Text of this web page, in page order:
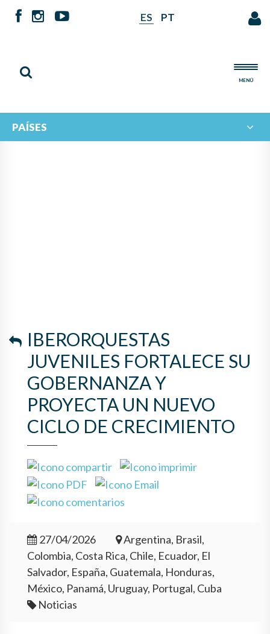
ES PT
MENÚ
PAÍSES
IBERORQUESTAS
JUVENILES FORTALECE SU
GOBERNANZA Y
PROYECTA UN NUEVO
CICLO DE CRECIMIENTO
27/04/2026
Argentina, Brasil,
Colombia, Costa Rica, Chile, Ecuador, El
Salvador, España, Guatemala, Honduras,
México, Panamá, Uruguay, Portugal, Cuba
Noticias